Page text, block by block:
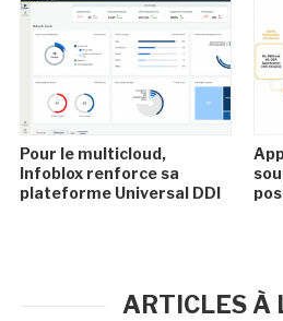
Pour le multicloud,
Infoblox renforce sa
plateforme Universal DDI
ARTICLES À